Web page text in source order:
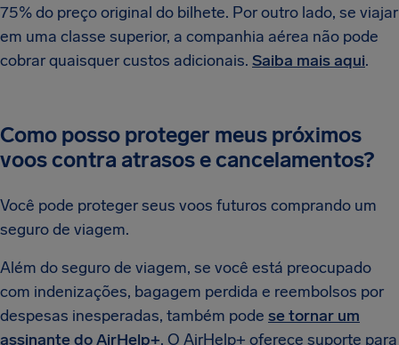
75% do preço original do bilhete. Por outro lado, se viajar
em uma classe superior, a companhia aérea não pode
cobrar quaisquer custos adicionais. Saiba mais aqui.
Como posso proteger meus próximos
voos contra atrasos e cancelamentos?
Você pode proteger seus voos futuros comprando um
seguro de viagem.
Além do seguro de viagem, se você está preocupado
com indenizações, bagagem perdida e reembolsos por
despesas inesperadas, também pode se tornar um
assinante do AirHelp+. O AirHelp+ oferece suporte para